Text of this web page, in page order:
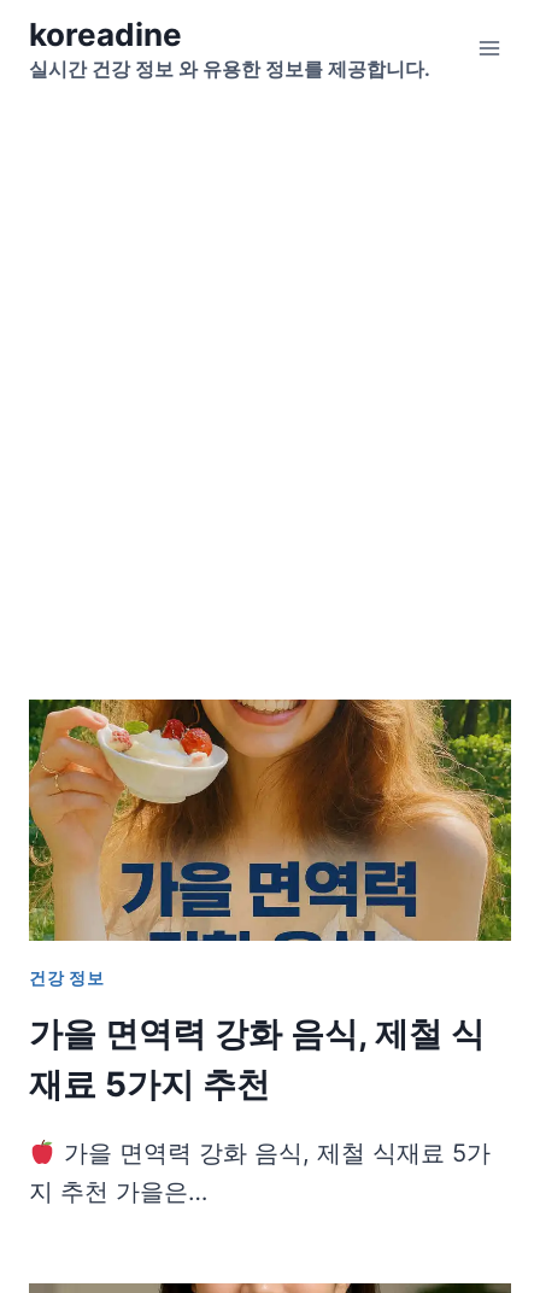
Skipkoreadine
실시간 건강 정보 와 유용한 정보를 제공합니다.
건강 정보
가을 면역력 강화 음식, 제철 식
재료 5가지 추천
가을 면역력 강화 음식, 제철 식재료 5가
지 추천 가을은…